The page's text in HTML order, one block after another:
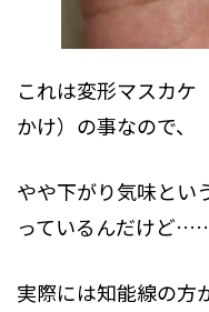
これは変形マスカケ
かけ）の事なので、
やや下がり気味とい
っているんだけど
実際には知能線の方